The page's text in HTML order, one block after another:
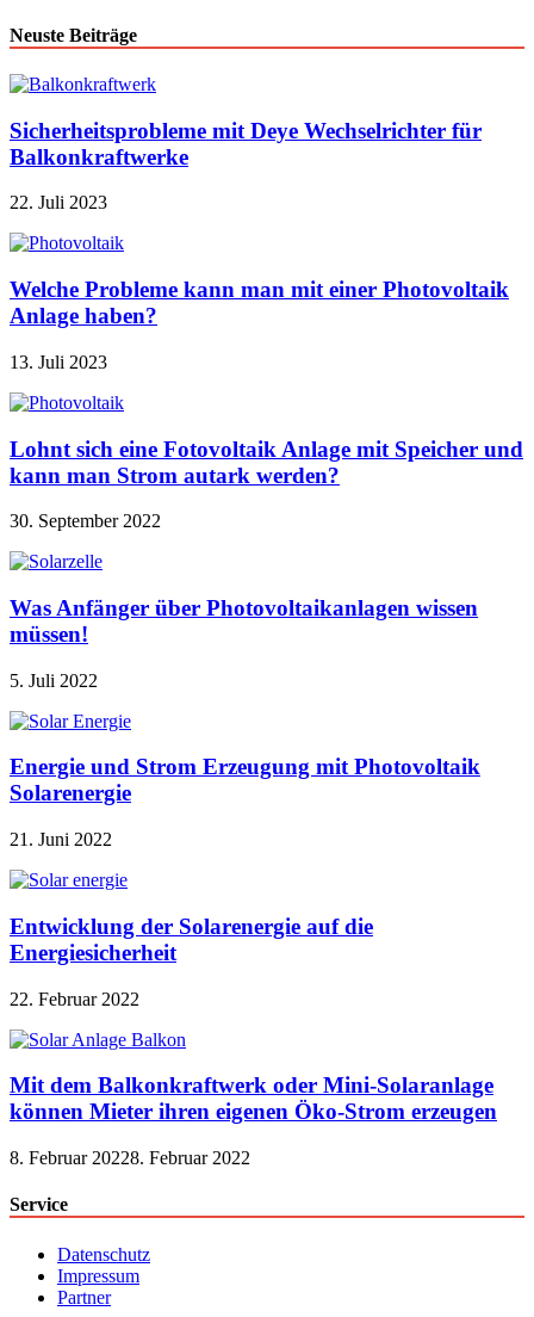
Neuste Beiträge
Sicherheitsprobleme mit Deye Wechselrichter für
Balkonkraftwerke
22. Juli 2023
Welche Probleme kann man mit einer Photovoltaik
Anlage haben?
13. Juli 2023
Lohnt sich eine Fotovoltaik Anlage mit Speicher und
kann man Strom autark werden?
30. September 2022
Was Anfänger über Photovoltaikanlagen wissen
müssen!
5. Juli 2022
Energie und Strom Erzeugung mit Photovoltaik
Solarenergie
21. Juni 2022
Entwicklung der Solarenergie auf die
Energiesicherheit
22. Februar 2022
Mit dem Balkonkraftwerk oder Mini-Solaranlage
können Mieter ihren eigenen Öko-Strom erzeugen
8. Februar 20228. Februar 2022
Service
Datenschutz
Impressum
Partner